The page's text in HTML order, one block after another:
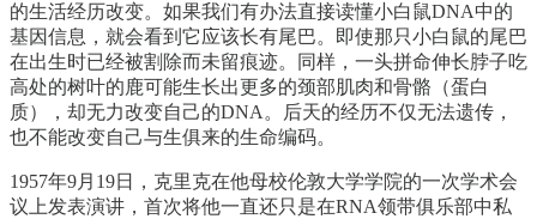
的生活经历改变。如果我们有办法直接读懂小白鼠DNA中的
基因信息，就会看到它应该长有尾巴。即使那只小白鼠的尾巴
在出生时已经被割除而未留痕迹。同样，一头拼命伸长脖子吃
高处的树叶的鹿可能生长出更多的颈部肌肉和骨骼（蛋白
质），却无力改变自己的DNA。后天的经历不仅无法遗传，
也不能改变自己与生俱来的生命编码。
1957年9月19日，克里克在他母校伦敦大学学院的一次学术会
议上发表演讲，首次将他一直还只是在RNA领带俱乐部中私